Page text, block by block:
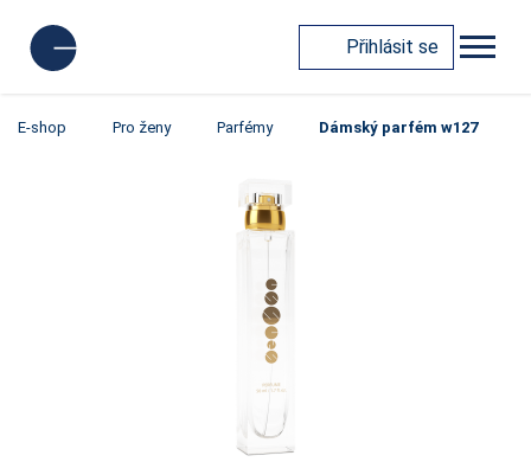
Přihlásit se
E-shop Pro ženy Parfémy Dámský parfém w127